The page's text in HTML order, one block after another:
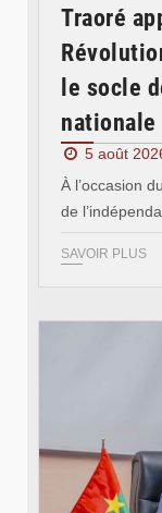
Traoré
le socle
nationale
5 août
À l’occasion
de
SAVOIR PLUS